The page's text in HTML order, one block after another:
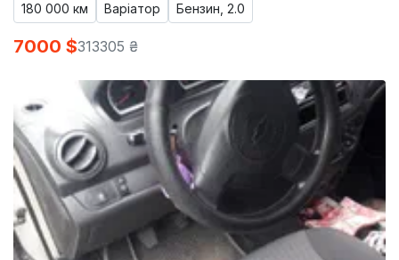
180 000 км Варіатор Бензин, 2.0
7000 $313305 ₴